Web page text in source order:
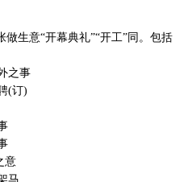
做生意“开幕典礼”“开工”同。
之事
(订)
意
马